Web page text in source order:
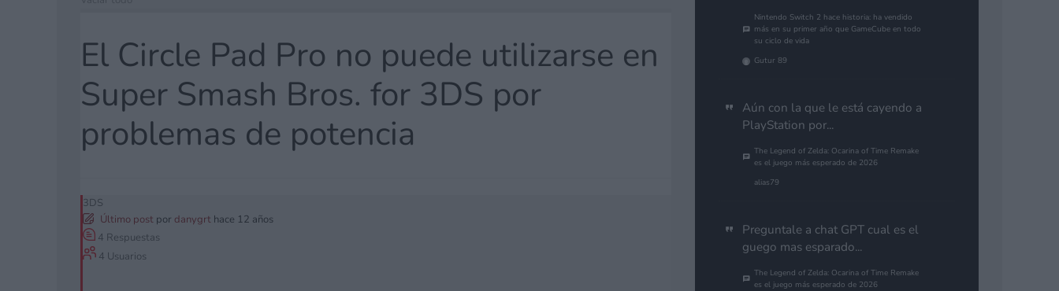
El Circle Pad Pro no puede utilizarse en
Super Smash Bros. for 3DS por
problemas de potencia
3DS
Último post por danygrt hace 12 años
4 Respuestas
4 Usuarios
Nintendo Switch 2 hace historia: ha vendido
más en su primer año que GameCube en todo
su ciclo de vida
Gutur 89
Aún con la que le está cayendo a
PlayStation por...
The Legend of Zelda: Ocarina of Time Remake
es el juego más esperado de 2026
alias79
Preguntale a chat GPT cual es el
guego mas esparado...
The Legend of Zelda: Ocarina of Time Remake
es el juego más esperado de 2026